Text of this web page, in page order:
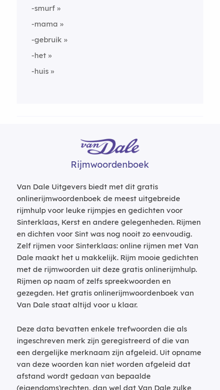
-smurf
-mama
-gebruik
-het
-huis
Rijmwoordenboek
Van Dale Uitgevers biedt met dit gratis
onlinerijmwoordenboek de meest uitgebreide
rijmhulp voor leuke rijmpjes en gedichten voor
Sinterklaas, Kerst en andere gelegenheden. Rijmen
en dichten voor Sint was nog nooit zo eenvoudig.
Zelf rijmen voor Sinterklaas: online rijmen met Van
Dale maakt het u makkelijk. Rijm mooie gedichten
met de rijmwoorden uit deze gratis onlinerijmhulp.
Rijmen op naam of zelfs spreekwoorden en
gezegden. Het gratis onlinerijmwoordenboek van
Van Dale staat altijd voor u klaar.
Deze data bevatten enkele trefwoorden die als
ingeschreven merk zijn geregistreerd of die van
een dergelijke merknaam zijn afgeleid. Uit opname
van deze woorden kan niet worden afgeleid dat
afstand wordt gedaan van bepaalde
(eigendoms)rechten, dan wel dat Van Dale zulke